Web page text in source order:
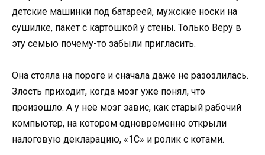
детские машинки под батареей, мужские носки на
сушилке, пакет с картошкой у стены. Только Веру в
эту семью почему-то забыли пригласить.
Она стояла на пороге и сначала даже не разозлилась.
Злость приходит, когда мозг уже понял, что
произошло. А у неё мозг завис, как старый рабочий
компьютер, на котором одновременно открыли
налоговую декларацию, «1С» и ролик с котами.